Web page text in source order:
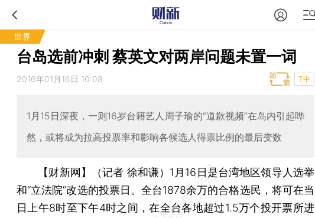
世界
台岛选前冲刺 蔡英文对两岸问题未置一词
2016年01月16日 10:08 T中
1月15日深夜，一则16岁台籍艺人周子瑜的“道歉视频”在岛内引起哗
然，或将成为拉高投票率和影响各候选人得票比例的最后变数
【财新网】（记者 徐和谦） 1月16日是台湾地区领导人选举
和“立法院”改选的投票日。全台1878余万的合格选民，将可在当
日上午8时至下午4时之间，在全台各地超过1.5万个投开票所进